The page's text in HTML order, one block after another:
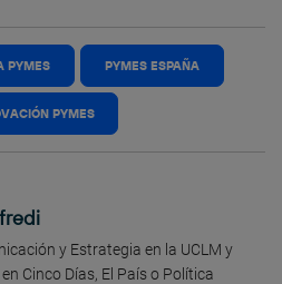
PYMES PYMES ESPAÑA
PYMES
y Estrategia en la UCLM y
Cinco Días, El País o Política